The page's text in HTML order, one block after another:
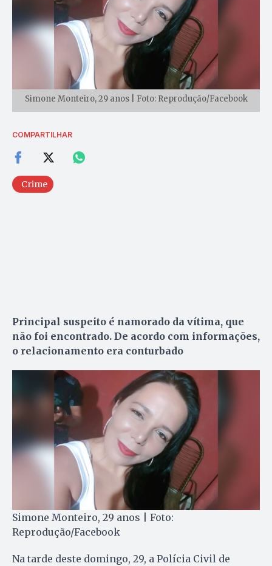
Simone Monteiro, 29 anos | Foto: Reprodução/Facebook
COMPARTILHAR
Crime
Principal suspeito é namorado da vítima, que
não foi encontrado. De acordo com informações,
o relacionamento era conturbado
Simone Monteiro, 29 anos | Foto:
Reprodução/Facebook
Na tarde deste domingo, 29, a Polícia Civil de